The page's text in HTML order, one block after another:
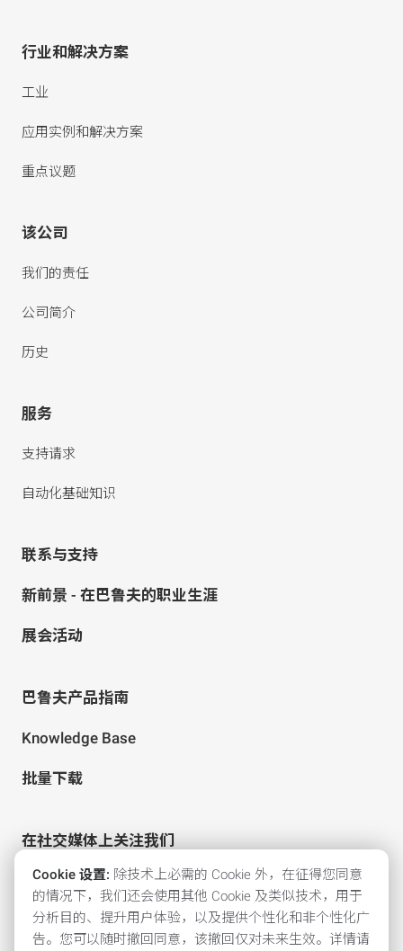
行业和解决方案
工业
应用实例和解决方案
重点议题
该公司
我们的责任
公司简介
历史
服务
支持请求
自动化基础知识
联系与支持
新前景 - 在巴鲁夫的职业生涯
展会活动
巴鲁夫产品指南
Knowledge Base
批量下载
在社交媒体上关注我们
Cookie 设置: 除技术上必需的 Cookie 外，在征得您同意
的情况下，我们还会使用其他 Cookie 及类似技术，用于
分析目的、提升用户体验，以及提供个性化和非个性化广
告。您可以随时撤回同意，该撤回仅对未来生效。详情请